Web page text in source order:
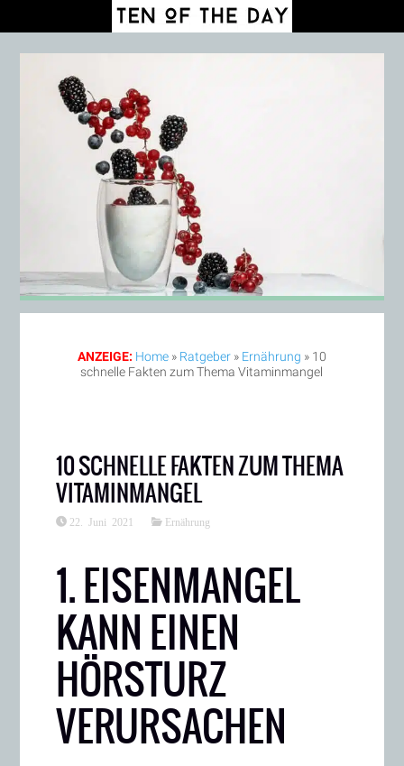
ANZEIGE: Home» Ratgeber» Ernährung » 10
schnelle Fakten zum Thema Vitaminmangel
10 SCHNELLE FAKTEN ZUM THEMA
VITAMINMANGEL
22. Juni 2021 Ernährung
1. EISENMANGEL
KANN EINEN
HÖRSTURZ
VERURSACHEN